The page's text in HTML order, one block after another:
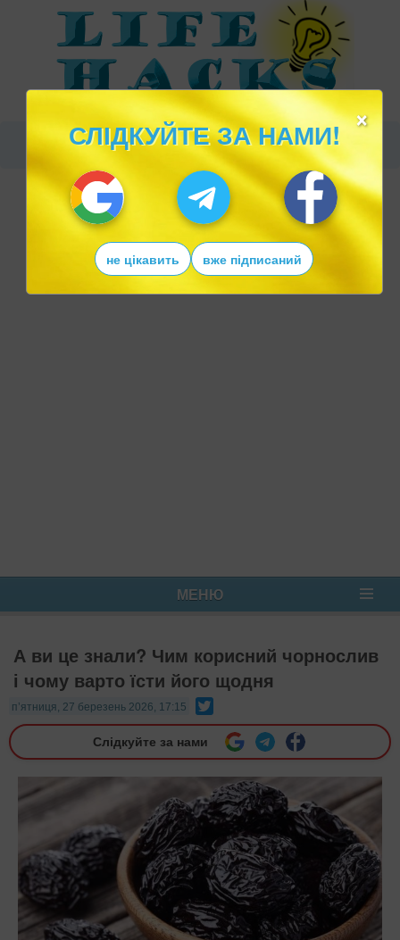
МЕНЮ
А ви це знали? Чим корисний чорнослив
і чому варто їсти його щодня
п’ятниця, 27 березень 2026, 17:15
Слідкуйте за нами
×
СЛІДКУЙТЕ ЗА НАМИ!
не цікавить вже підписаний